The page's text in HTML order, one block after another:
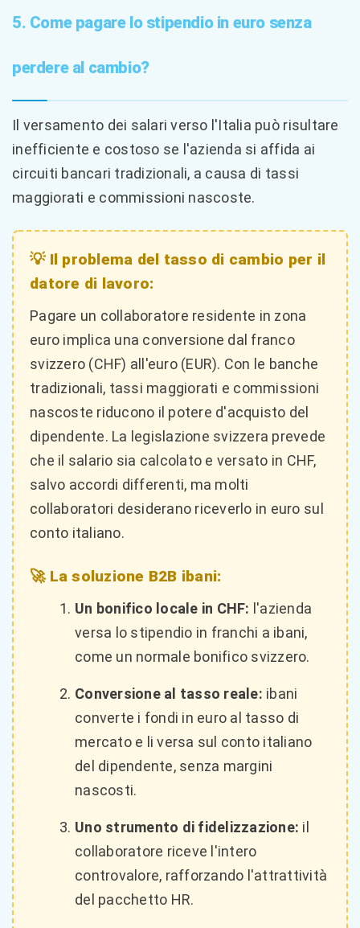
5. Come pagare lo stipendio in euro senza
perdere al cambio?
Il versamento dei salari verso l'Italia può risultare
inefficiente e costoso se l'azienda si affida ai
circuiti bancari tradizionali, a causa di tassi
maggiorati e commissioni nascoste.
💡 Il problema del tasso di cambio per il
datore di lavoro:
Pagare un collaboratore residente in zona
euro implica una conversione dal franco
svizzero (CHF) all'euro (EUR). Con le banche
tradizionali, tassi maggiorati e commissioni
nascoste riducono il potere d'acquisto del
dipendente. La legislazione svizzera prevede
che il salario sia calcolato e versato in CHF,
salvo accordi differenti, ma molti
collaboratori desiderano riceverlo in euro sul
conto italiano.
🚀 La soluzione B2B ibani:
Un bonifico locale in CHF: l'azienda
versa lo stipendio in franchi a ibani,
come un normale bonifico svizzero.
Conversione al tasso reale: ibani
converte i fondi in euro al tasso di
mercato e li versa sul conto italiano
del dipendente, senza margini
nascosti.
Uno strumento di fidelizzazione: il
collaboratore riceve l'intero
controvalore, rafforzando l'attrattività
del pacchetto HR.